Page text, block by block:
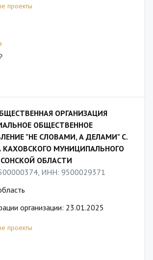
проекты
ОРГАНИЗАЦИЯ
ОБЩЕСТВЕННОЕ
"НЕ СЛОВАМИ, А ДЕЛАМИ" С.
КАХОВСКОГО МУНИЦИПАЛЬНОГО
ОБЛАСТИ
ИНН: 9500029371
организации: 23.01.2025
проекты